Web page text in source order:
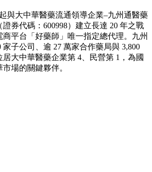
與大中華醫藥流通領導企業–九州通醫藥
券代碼：600998）建立長達 20 年之戰
平台「好藥師」唯一指定總代理。九州
子公司、逾 27 萬家合作藥局與 3,800
大中華醫藥企業第 4、民營第 1，為國
場的關鍵夥伴。